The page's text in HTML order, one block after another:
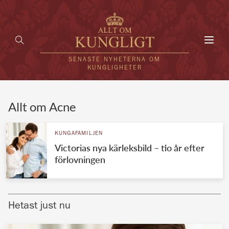
SENASTE NYHETERNA OM
KUNGLIGHETER
UTLÄNDSKT
VÄRLDENS KUNGAHUS
Brittiska kungahuset
Allt om Acne
KUNGAFAMILJEN
Victorias nya kärleksbild – tio år efter
förlovningen
Hetast just nu